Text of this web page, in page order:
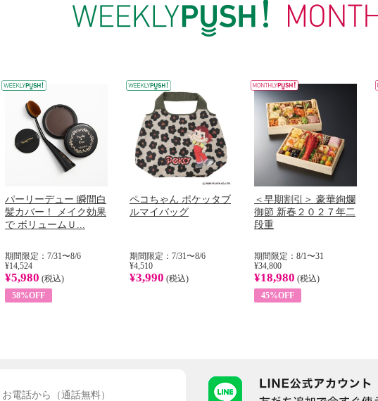
パーリーデュー 瞬間白
髪カバー！ メイク効果
で ボリュームＵ...
期間限定：7/31〜8/6
¥14,524
¥5,980 (税込)
58%OFF
ペコちゃん ポケッタブ
ルマイバッグ
期間限定：7/31〜8/6
¥4,510
¥3,990 (税込)
＜早期割引＞ 豪華絢爛
御節 新春２０２７年二
段重
期間限定：8/1〜31
¥34,800
¥18,980 (税込)
45%OFF
お電話から（通話無料）